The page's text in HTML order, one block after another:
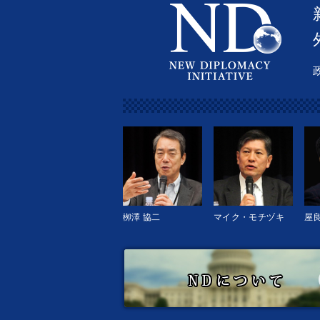
栁澤 協二 マイク・モチヅキ 屋